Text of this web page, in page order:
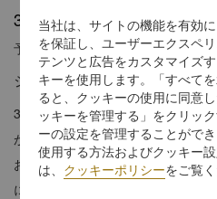
3ベッドルームアパートメン
予約受付窓口の電話番号 1 866
ジッダ・ウォーターフロント
3ベッドルームのアパートメントは
があり、長期滞在のご家族にとっ
おります。スペースが分離されて
に行うことも可能で、どなたも快
当社は、サイトの機能を有効
を保証し、ユーザーエクスペ
テンツと広告をカスタマイズ
キーを使用します。「すべて
ると、クッキーの使用に同意
ッキーを管理する」をクリッ
ーの設定を管理することがで
使用する方法およびクッキー
は、 クッキーポリシーをご覧く